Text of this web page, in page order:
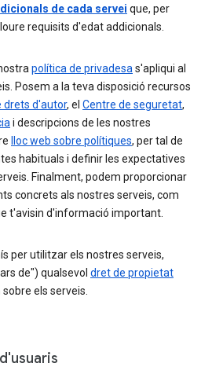
de cada servei que, per
requisits d'edat addicionals.
política de privadesa s'apliqui al
Posem a la teva disposició recursos
drets d'autor, el Centre de seguretat,
i descripcions de les nostres
lloc web sobre polítiques, per tal de
habituals i definir les expectatives
Finalment, podem proporcionar
concrets als nostres serveis, com
t'avisin d'informació important.
per utilitzar els nostres serveis,
de") qualsevol dret de propietat
els serveis.